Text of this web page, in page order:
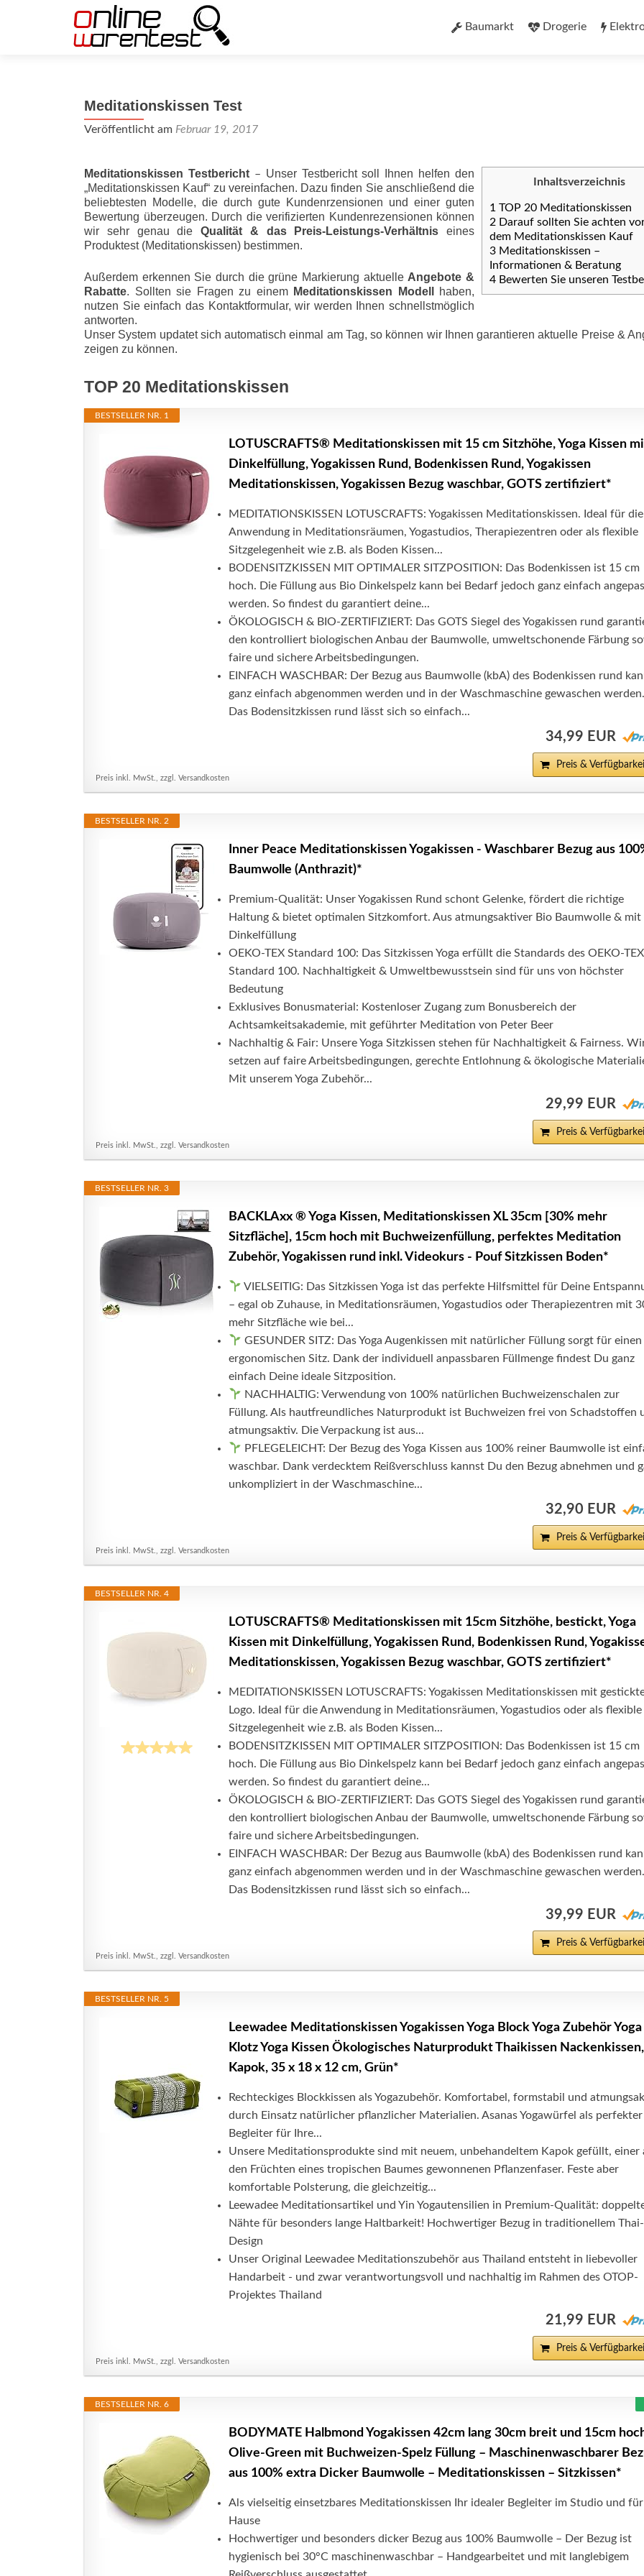
InhaltBaumarkt Drogerie
Meditationskissen Test
Veröffentlicht am Februar 19, 2017
Inhaltsverzeichnis
1 TOP 20 Meditationskissen
2 Darauf sollten Sie achten
dem Meditationskissen Kauf
3 Meditationskissen –
Informationen & Beratung
4 Bewerten Sie unseren
Meditationskissen Testbericht– Unser Testbericht soll Ihnen helfen den
„Meditationskissen Kauf“ zu vereinfachen. Dazu finden Sie anschließend die
beliebtesten Modelle, die durch gute Kundenrzensionen und einer guten
Bewertung überzeugen. Durch die verifizierten Kundenrezensionen können
wir sehr genau die Qualität & das Preis-Leis­tungs-Ver­hält­nis eines
Produktest (Meditationskissen) bestimmen.
Außerdem erkennen Sie durch die grüne Markierung aktuelle Angebote &
Rabatte. Sollten sie Fragen zu einem Meditationskissen Modell
haben,
nutzen Sie einfach das Kontaktformular, wir werden Ihnen schnellstmöglich
antworten.
Unser System updatet sich automatisch einmal am Tag, so können wir Ihnen garantieren aktuelle Preise &
zeigen zu können.
TOP 20 Meditationskissen
BESTSELLER NR. 1
LOTUSCRAFTS® Meditationskissen mit 15 cm Sitzhöhe, Yoga Kissen
Dinkelfüllung, Yogakissen Rund, Bodenkissen Rund, Yogakissen
Meditationskissen, Yogakissen Bezug waschbar, GOTS zertifiziert*
MEDITATIONSKISSEN LOTUSCRAFTS: Yogakissen Meditationskissen. Ideal für die
Anwendung in Meditationsräumen, Yogastudios, Therapiezentren oder als flexible
Sitzgelegenheit wie z.B. als Boden Kissen...
BODENSITZKISSEN MIT OPTIMALER SITZPOSITION: Das Bodenkissen ist 15 cm
hoch. Die Füllung aus Bio Dinkelspelz kann bei Bedarf jedoch ganz einfach
werden. So findest du garantiert deine...
ÖKOLOGISCH & BIO-ZERTIFIZIERT: Das GOTS Siegel des Yogakissen rund
den kontrolliert biologischen Anbau der Baumwolle, umweltschonende Färbung
faire und sichere Arbeitsbedingungen.
EINFACH WASCHBAR: Der Bezug aus Baumwolle (kbA) des Bodenkissen rund
ganz einfach abgenommen werden und in der Waschmaschine gewaschen werden.
Das Bodensitzkissen rund lässt sich so einfach...
34,99 EUR
Preis &
Preis inkl. MwSt., zzgl. Versandkosten
BESTSELLER NR. 2
Inner Peace Meditationskissen Yogakissen - Waschbarer Bezug aus
Baumwolle (Anthrazit)*
Premium-Qualität: Unser Yogakissen Rund schont Gelenke, fördert die richtige
Haltung & bietet optimalen Sitzkomfort. Aus atmungsaktiver Bio Baumwolle & mit
Dinkelfüllung
OEKO-TEX Standard 100: Das Sitzkissen Yoga erfüllt die Standards des OEKO-TEX
Standard 100. Nachhaltigkeit & Umweltbewusstsein sind für uns von höchster
Bedeutung
Exklusives Bonusmaterial: Kostenloser Zugang zum Bonusbereich der
Achtsamkeitsakademie, mit geführter Meditation von Peter Beer
Nachhaltig & Fair: Unsere Yoga Sitzkissen stehen für Nachhaltigkeit & Fairness.
setzen auf faire Arbeitsbedingungen, gerechte Entlohnung & ökologische
Mit unserem Yoga Zubehör...
29,99 EUR
Preis &
Preis inkl. MwSt., zzgl. Versandkosten
BESTSELLER NR. 3
BACKLAxx ® Yoga Kissen, Meditationskissen XL 35cm [30% mehr
Sitzfläche], 15cm hoch mit Buchweizenfüllung, perfektes Meditation
Zubehör, Yogakissen rund inkl. Videokurs - Pouf Sitzkissen Boden*
VIELSEITIG: Das Sitzkissen Yoga ist das perfekte Hilfsmittel für Deine
– egal ob Zuhause, in Meditationsräumen, Yogastudios oder Therapiezentren mit
mehr Sitzfläche wie bei...
GESUNDER SITZ: Das Yoga Augenkissen mit natürlicher Füllung sorgt für einen
ergonomischen Sitz. Dank der individuell anpassbaren Füllmenge findest Du ganz
einfach Deine ideale Sitzposition.
NACHHALTIG: Verwendung von 100% natürlichen Buchweizenschalen zur
Füllung. Als hautfreundliches Naturprodukt ist Buchweizen frei von Schadstoffen
atmungsaktiv. Die Verpackung ist aus...
PFLEGELEICHT: Der Bezug des Yoga Kissen aus 100% reiner Baumwolle ist
waschbar. Dank verdecktem Reißverschluss kannst Du den Bezug abnehmen und
unkompliziert in der Waschmaschine...
32,90 EUR
Preis &
Preis inkl. MwSt., zzgl. Versandkosten
BESTSELLER NR. 4
LOTUSCRAFTS® Meditationskissen mit 15cm Sitzhöhe, bestickt, Yoga
Kissen mit Dinkelfüllung, Yogakissen Rund, Bodenkissen Rund,
Meditationskissen, Yogakissen Bezug waschbar, GOTS zertifiziert*
MEDITATIONSKISSEN LOTUSCRAFTS: Yogakissen Meditationskissen mit
Logo. Ideal für die Anwendung in Meditationsräumen, Yogastudios oder als flexible
Sitzgelegenheit wie z.B. als Boden Kissen...
BODENSITZKISSEN MIT OPTIMALER SITZPOSITION: Das Bodenkissen ist 15 cm
hoch. Die Füllung aus Bio Dinkelspelz kann bei Bedarf jedoch ganz einfach
werden. So findest du garantiert deine...
ÖKOLOGISCH & BIO-ZERTIFIZIERT: Das GOTS Siegel des Yogakissen rund
den kontrolliert biologischen Anbau der Baumwolle, umweltschonende Färbung
faire und sichere Arbeitsbedingungen.
EINFACH WASCHBAR: Der Bezug aus Baumwolle (kbA) des Bodenkissen rund
ganz einfach abgenommen werden und in der Waschmaschine gewaschen werden.
Das Bodensitzkissen rund lässt sich so einfach...
39,99 EUR
Preis &
Preis inkl. MwSt., zzgl. Versandkosten
BESTSELLER NR. 5
Leewadee Meditationskissen Yogakissen Yoga Block Yoga Zubehör Yoga
Klotz Yoga Kissen Ökologisches Naturprodukt Thaikissen Nackenkissen,
Kapok, 35 x 18 x 12 cm, Grün*
Rechteckiges Blockkissen als Yogazubehör. Komfortabel, formstabil und
durch Einsatz natürlicher pflanzlicher Materialien. Asanas Yogawürfel als perfekter
Begleiter für Ihre...
Unsere Meditationsprodukte sind mit neuem, unbehandeltem Kapok gefüllt, einer
den Früchten eines tropischen Baumes gewonnenen Pflanzenfaser. Feste aber
komfortable Polsterung, die gleichzeitig...
Leewadee Meditationsartikel und Yin Yogautensilien in Premium-Qualität:
Nähte für besonders lange Haltbarkeit! Hochwertiger Bezug in traditionellem Thai-
Design
Unser Original Leewadee Meditationszubehör aus Thailand entsteht in liebevoller
Handarbeit - und zwar verantwortungsvoll und nachhaltig im Rahmen des OTOP-
Projektes Thailand
21,99 EUR
Preis &
Preis inkl. MwSt., zzgl. Versandkosten
BESTSELLER NR. 6
BODYMATE Halbmond Yogakissen 42cm lang 30cm breit und 15cm
Olive-Green mit Buchweizen-Spelz Füllung – Maschinenwaschbarer
aus 100% extra Dicker Baumwolle – Meditationskissen – Sitzkissen*
Als vielseitig einsetzbares Meditationskissen Ihr idealer Begleiter im Studio und für
Hause
Hochwertiger und besonders dicker Bezug aus 100% Baumwolle – Der Bezug ist
hygienisch bei 30°C maschinenwaschbar – Handgearbeitet und mit langlebigem